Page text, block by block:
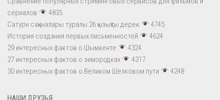
сериалов
4835
Сатурн сақиналары туралы 26 қызықты дерек
4745
История создания первых письменностей
4624
29 интересных фактов о Шымкенте
4324
27 интересных фактов о зимородках
4317
30 интересных фактов о Великом Шёлковом пути
4248
НАШИ ДРУЗЬЯ